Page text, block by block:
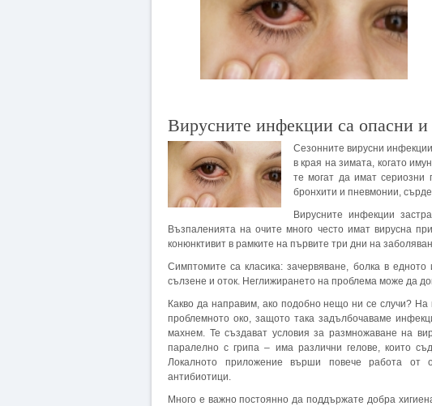
Вирусните инфекции са опасни и
Сезонните вирусни
в края на зимата, когато
те могат да имат сериозни
бронхити и пневмонии,
Вирусните инфекции
Възпаленията на очите много често имат вирусна
конюнктивит в рамките на първите три дни на
Симптомите са класика: зачервяване, болка в
сълзене и оток. Неглижирането на проблема може да
Какво да направим, ако подобно нещо ни се случи?
проблемното око, защото така задълбочаваме
махнем. Те създават условия за размножаване на
паралелно с грипа – има различни гелове, които
Локалното приложение върши повече работа от
антибиотици.
Много е важно постоянно да поддържате добра